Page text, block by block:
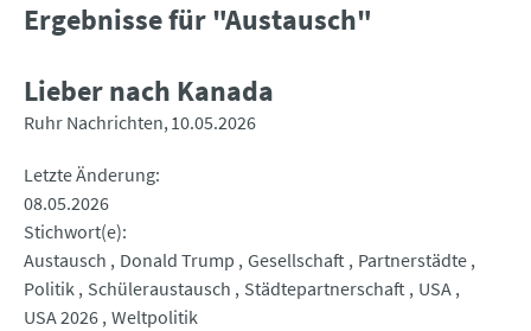
Ergebnisse für "Austausch"
Lieber nach Kanada
Ruhr Nachrichten 10.05.2026
Letzte Änderung
08.05.2026
Stichwort(e)
Austausch
Donald Trump Gesellschaft Partnerstädte
Politik Schüleraustausch Städtepartnerschaft USA
USA 2026 Weltpolitik